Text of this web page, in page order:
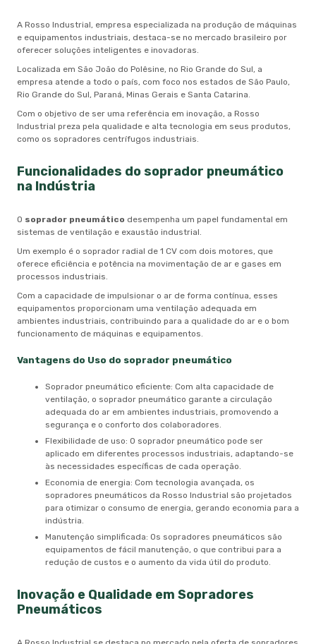
A Rosso Industrial, empresa especializada na produção de máquinas
e equipamentos industriais, destaca-se no mercado brasileiro por
oferecer soluções inteligentes e inovadoras.
Localizada em São João do Polêsine, no Rio Grande do Sul, a
empresa atende a todo o país, com foco nos estados de São Paulo,
Rio Grande do Sul, Paraná, Minas Gerais e Santa Catarina.
Com o objetivo de ser uma referência em inovação, a Rosso
Industrial preza pela qualidade e alta tecnologia em seus produtos,
como os sopradores centrífugos industriais.
Funcionalidades dosoprador pneumático
na Indústria
O soprador pneumático desempenha um papel fundamental em
sistemas de ventilação e exaustão industrial.
Um exemplo é o soprador radial de 1 CV com dois motores, que
oferece eficiência e potência na movimentação de ar e gases em
processos industriais.
Com a capacidade de impulsionar o ar de forma contínua, esses
equipamentos proporcionam uma ventilação adequada em
ambientes industriais, contribuindo para a qualidade do ar e o bom
funcionamento de máquinas e equipamentos.
Vantagens do Uso do soprador pneumático
Soprador pneumático eficiente: Com alta capacidade de
ventilação, o soprador pneumático garante a circulação
adequada do ar em ambientes industriais, promovendo a
segurança e o conforto dos colaboradores.
Flexibilidade de uso: O soprador pneumático pode ser
aplicado em diferentes processos industriais, adaptando-se
às necessidades específicas de cada operação.
Economia de energia: Com tecnologia avançada, os
sopradores pneumáticos da Rosso Industrial são projetados
para otimizar o consumo de energia, gerando economia para a
indústria.
Manutenção simplificada: Os sopradores pneumáticos são
equipamentos de fácil manutenção, o que contribui para a
redução de custos e o aumento da vida útil do produto.
Inovação e Qualidade em Sopradores
Pneumáticos